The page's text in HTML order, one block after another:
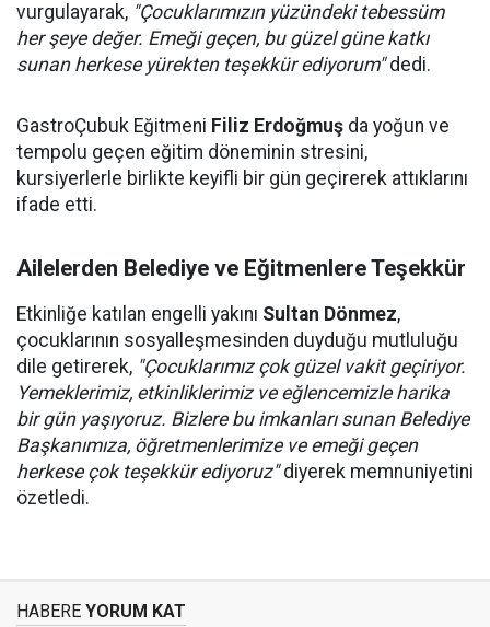
vurgulayarak, "Çocuklarımızın yüzündeki tebessüm
her şeye değer. Emeği geçen, bu güzel güne katkı
sunan herkese yürekten teşekkür ediyorum"dedi.
GastroÇubuk Eğitmeni Filiz Erdoğmuş da yoğun ve
tempolu geçen eğitim döneminin stresini,
kursiyerlerle birlikte keyifli bir gün geçirerek attıklarını
ifade etti.
Ailelerden Belediye ve Eğitmenlere Teşekkür
Etkinliğe katılan engelli yakını Sultan Dönmez,
çocuklarının sosyalleşmesinden duyduğu mutluluğu
dile getirerek, "Çocuklarımız çok güzel vakit geçiriyor.
Yemeklerimiz, etkinliklerimiz ve eğlencemizle harika
bir gün yaşıyoruz. Bizlere bu imkanları sunan Belediye
Başkanımıza, öğretmenlerimize ve emeği geçen
herkese çok teşekkür ediyoruz"diyerek memnuniyetini
özetledi.
HABERE YORUM KAT